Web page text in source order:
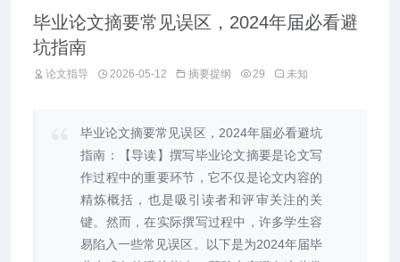
毕业论文摘要常见误区，2024年届必看避
坑指南
论文指导 2026-05-12 摘要提纲 29 未知
毕业论文摘要常见误区，2024年届必看避坑
指南：【导读】撰写毕业论文摘要是论文写
作过程中的重要环节，它不仅是论文内容的
精炼概括，也是吸引读者和评审关注的关
键。然而，在实际撰写过程中，许多学生容
易陷入一些常见误区。以下是为2024年届毕